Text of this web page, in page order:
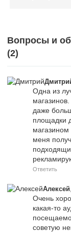
Вопросы и
(2)
Одна из
даже
площадки
меня
Ответить
Алексей
Очень
какая-то
советую